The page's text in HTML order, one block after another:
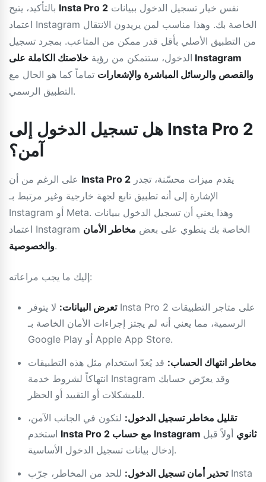
Insta Pro 2
اعتماد Instagram الخاصة بك. وهذا مناسب لمن يريدون الانتقال
من التطبيق الأصلي بأقل قدر ممكن من المتاعب. بمجرد تسجيل
الدخول، ستتمكن من رؤية خلاصتك الكاملة على Instagram
والقصص والرسائل المباشرة والإشعارات تماماً كما هو الحال مع
التطبيق الرسمي.
هل تسجيل الدخول إلى Insta Pro 2
آمن؟
Insta Pro 2
الإشارة إلى أنه تطبيق تابع لجهة خارجية وغير مرتبط بـ
Instagram أو Meta. وهذا يعني أن تسجيل الدخول ببيانات
اعتماد Instagram الخاصة بك ينطوي على بعض مخاطر الأمان
والخصوصية.
إليك ما يجب مراعاته:
تعرض البيانات: لا يتوفر Insta Pro 2 على متاجر التطبيقات
الرسمية، مما يعني أنه لم يجتز إجراءات الأمان الخاصة بـ
Google Play أو Apple App Store.
مخاطر انتهاك الحساب: قد يُعدّ استخدام مثل هذه التطبيقات
انتهاكاً لشروط خدمة Instagram وقد يعرّض حسابك
للمشكلات أو التقييد أو الحظر.
تقليل مخاطر تسجيل الدخول: لتكون في الجانب الآمن،
Insta Pro 2 مع حساب Instagram ثانوي أولاً قبل
إدخال بيانات تسجيل الدخول الأساسية.
تحذير أمان تسجيل الدخول: للحد من المخاطر، جرّب Insta